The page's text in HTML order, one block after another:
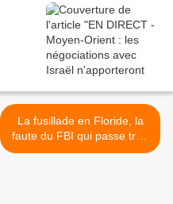
La fusillade en Floride, la
faute du FBI qui passe trop
de temps à enquêter sur lui,